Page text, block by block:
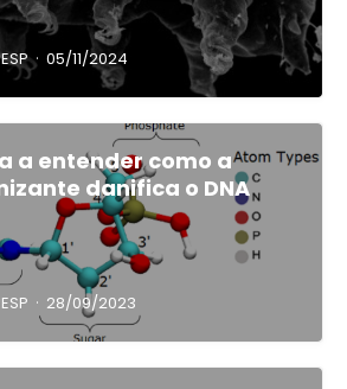
· 05/11/2024
a entender como a
danifica o DNA
· 28/09/2023